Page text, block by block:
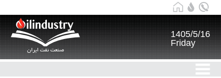
صنعت نفت ایران
1405/5/16
Friday